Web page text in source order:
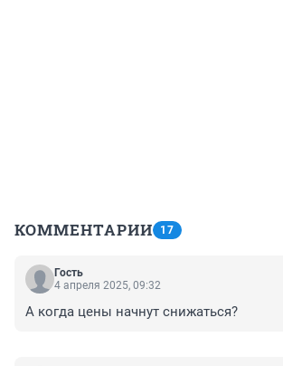
КОММЕНТАРИИ 17
Гость
4 апреля 2025, 09:32
А когда цены начнут снижаться?